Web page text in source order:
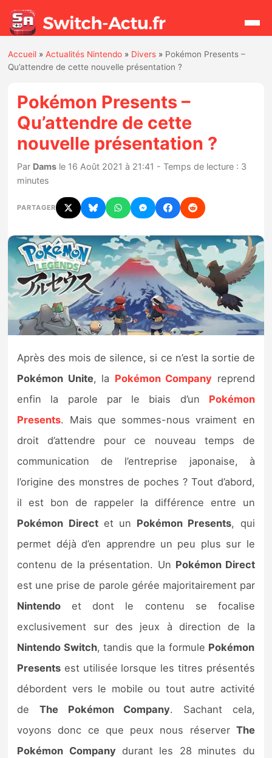
Actualités
Jeux
Hardware
Mises à jour
Chiffres de ventes
Rumeurs
Nintendo Direct
Tests et previews
Tests de jeux
Tests d’accessoires
Autres tests
Previews
Précommandes
Précommandes jeux Switch 2
Sorties de jeux
Bons plans
Guides
Accueil »Actualités Nintendo » Divers » Pokémon Presents –
Qu’attendre de cette nouvelle présentation ?
Pokémon Presents –
Qu’attendre de cette
nouvelle présentation ?
Par Dams le 16 Août 2021 à 21:41 - Temps de lecture : 3
minutes
PARTAGER
Après des mois de silence, si ce n’est la sortie de
Pokémon Unite, la Pokémon Company reprend
enfin la parole par le biais d’un Pokémon
Presents. Mais que sommes-nous vraiment en
droit d’attendre pour ce nouveau temps de
communication de l’entreprise japonaise, à
l’origine des monstres de poches ? Tout d’abord,
il est bon de rappeler la différence entre un
Pokémon Directet un Pokémon Presents, qui
permet déjà d’en apprendre un peu plus sur le
contenu de la présentation. Un Pokémon Direct
est une prise de parole gérée majoritairement par
Nintendo et dont le contenu se focalise
exclusivement sur des jeux à direction de la
Nintendo Switch, tandis que la formule Pokémon
Presents est utilisée lorsque les titres présentés
débordent vers le mobile ou tout autre activité
de The Pokémon Company. Sachant cela,
voyons donc ce que peux nous réserver The
Pokémon Companydurant les 28 minutes du